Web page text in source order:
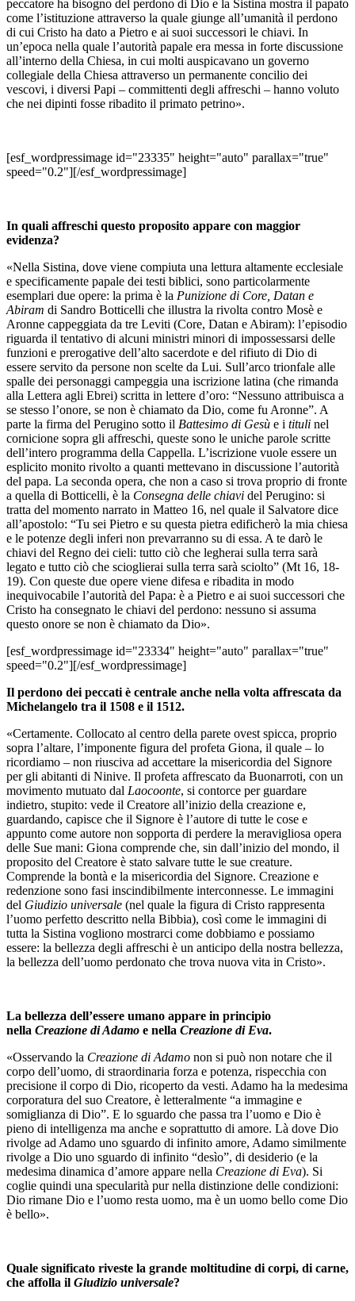
peccatore ha bisogno del perdono di Dio e la Sistina mostra il papato
come l’istituzione attraverso la quale giunge all’umanità il perdono
di cui Cristo ha dato a Pietro e ai suoi successori le chiavi. In
un’epoca nella quale l’autorità papale era messa in forte discussione
all’interno della Chiesa, in cui molti auspicavano un governo
collegiale della Chiesa attraverso un permanente concilio dei
vescovi, i diversi Papi – committenti degli affreschi – hanno voluto
che nei dipinti fosse ribadito il primato petrino».
[esf_wordpressimage id="23335" height="auto" parallax="true"
speed="0.2"][/esf_wordpressimage]
In quali affreschi questo proposito appare con maggior
evidenza?
«Nella Sistina, dove viene compiuta una lettura altamente ecclesiale
e specificamente papale dei testi biblici, sono particolarmente
esemplari due opere: la prima è la Punizione di Core, Datan e
Abiram di Sandro Botticelli che illustra la rivolta contro Mosè e
Aronne cappeggiata da tre Leviti (Core, Datan e Abiram): l’episodio
riguarda il tentativo di alcuni ministri minori di impossessarsi delle
funzioni e prerogative dell’alto sacerdote e del rifiuto di Dio di
essere servito da persone non scelte da Lui. Sull’arco trionfale alle
spalle dei personaggi campeggia una iscrizione latina (che rimanda
alla Lettera agli Ebrei) scritta in lettere d’oro: “Nessuno attribuisca a
se stesso l’onore, se non è chiamato da Dio, come fu Aronne”. A
parte la firma del Perugino sotto il Battesimo di Gesù e i tituli nel
cornicione sopra gli affreschi, queste sono le uniche parole scritte
dell’intero programma della Cappella. L’iscrizione vuole essere un
esplicito monito rivolto a quanti mettevano in discussione l’autorità
del papa. La seconda opera, che non a caso si trova proprio di fronte
a quella di Botticelli, è la Consegna delle chiavi del Perugino: si
tratta del momento narrato in Matteo 16, nel quale il Salvatore dice
all’apostolo: “Tu sei Pietro e su questa pietra edificherò la mia chiesa
e le potenze degli inferi non prevarranno su di essa. A te darò le
chiavi del Regno dei cieli: tutto ciò che legherai sulla terra sarà
legato e tutto ciò che scioglierai sulla terra sarà sciolto” (Mt 16, 18-
19). Con queste due opere viene difesa e ribadita in modo
inequivocabile l’autorità del Papa: è a Pietro e ai suoi successori che
Cristo ha consegnato le chiavi del perdono: nessuno si assuma
questo onore se non è chiamato da Dio».
[esf_wordpressimage id="23334" height="auto" parallax="true"
speed="0.2"][/esf_wordpressimage]
Il perdono dei peccati è centrale anche nella volta affrescata da
Michelangelo tra il 1508 e il 1512.
«Certamente. Collocato al centro della parete ovest spicca, proprio
sopra l’altare, l’imponente figura del profeta Giona, il quale – lo
ricordiamo – non riusciva ad accettare la misericordia del Signore
per gli abitanti di Ninive. Il profeta affrescato da Buonarroti, con un
movimento mutuato dal Laocoonte, si contorce per guardare
indietro, stupito: vede il Creatore all’inizio della creazione e,
guardando, capisce che il Signore è l’autore di tutte le cose e
appunto come autore non sopporta di perdere la meravigliosa opera
delle Sue mani: Giona comprende che, sin dall’inizio del mondo, il
proposito del Creatore è stato salvare tutte le sue creature.
Comprende la bontà e la misericordia del Signore. Creazione e
redenzione sono fasi inscindibilmente interconnesse. Le immagini
del Giudizio universale (nel quale la figura di Cristo rappresenta
l’uomo perfetto descritto nella Bibbia), così come le immagini di
tutta la Sistina vogliono mostrarci come dobbiamo e possiamo
essere: la bellezza degli affreschi è un anticipo della nostra bellezza,
la bellezza dell’uomo perdonato che trova nuova vita in Cristo».
La bellezza dell’essere umano appare in principio
nella Creazione di Adamo e nella Creazione di Eva.
«Osservando la Creazione di Adamo non si può non notare che il
corpo dell’uomo, di straordinaria forza e potenza, rispecchia con
precisione il corpo di Dio, ricoperto da vesti. Adamo ha la medesima
corporatura del suo Creatore, è letteralmente “a immagine e
somiglianza di Dio”. E lo sguardo che passa tra l’uomo e Dio è
pieno di intelligenza ma anche e soprattutto di amore. Là dove Dio
rivolge ad Adamo uno sguardo di infinito amore, Adamo similmente
rivolge a Dio uno sguardo di infinito “desìo”, di desiderio (e la
medesima dinamica d’amore appare nella Creazione di Eva). Si
coglie quindi una specularità pur nella distinzione delle condizioni:
Dio rimane Dio e l’uomo resta uomo, ma è un uomo bello come Dio
è bello».
Quale significato riveste la grande moltitudine di corpi, di carne,
che affolla il Giudizio universale?